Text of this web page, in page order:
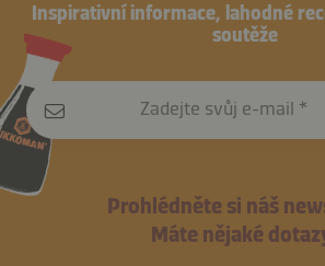
Inspirativní informace, lahodné
soutěže
Zadejte svůj e-mail
Prohlédněte si náš
Máte nějaké